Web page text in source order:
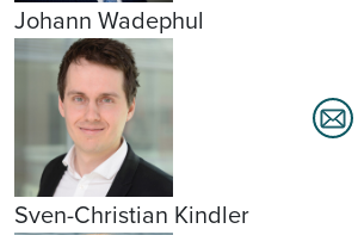
Johann Wadephul
Sven-Christian Kindler